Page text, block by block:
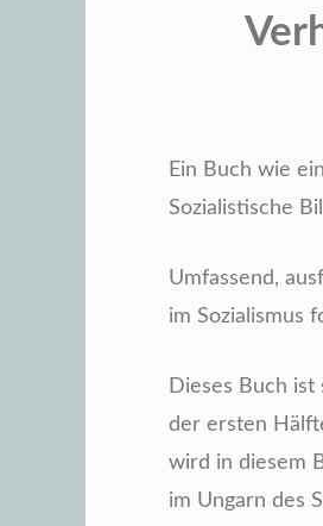
Ein Buch wie
Sozialistische
Umfassend,
im Sozialismus
Dieses Buch
der ersten
wird in diesem
im Ungarn des